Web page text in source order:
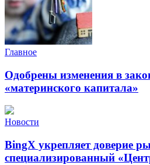
Главное
Одобрены изменения в
«материнского капитала»
Новости
BingX укрепляет доверие
специализированный